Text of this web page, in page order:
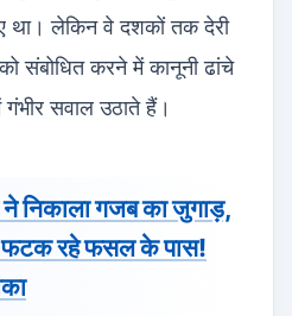
था। लेकिन वे दशकों तक देरी
संबोधित करने में कानूनी ढांचे
गंभीर सवाल उठाते हैं।
निकाला गजब का जुगाड़,
फटक रहे फसल के पास!